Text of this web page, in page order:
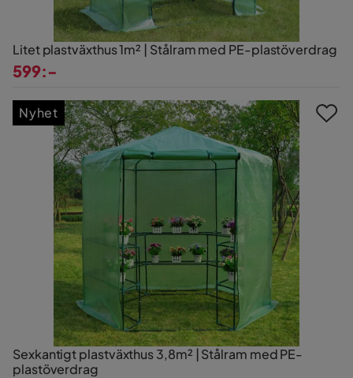
Litet plastväxthus 1m² | Stålram med PE-plastöverdrag
599:-
Sexkantigt plastväxthus 3,8m² | Stålram med PE-
plastöverdrag
Nyhet